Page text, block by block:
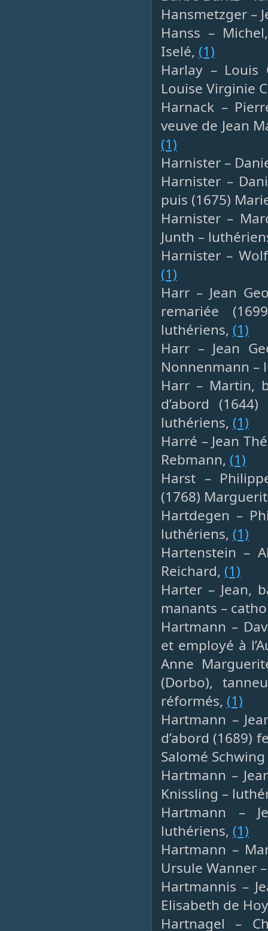
Hansmetzger –
Hanss –
Iselé, (1)
Harlay – Louis
Louise Virginie
Harnack –
veuve de Jean
(1)
Harnister –
Harnister –
puis (1675)
Harnister –
Junth –
Harnister –
(1)
Harr – Jean
remariée
luthériens, (1)
Harr – Jean
Nonnenmann –
Harr – Martin,
d’abord
luthériens, (1)
Harré – Jean
Rebmann, (1)
Harst –
(1768)
Hartdegen –
luthériens, (1)
Hartenstein –
Reichard, (1)
Harter – Jean,
manants –
Hartmann –
et employé à
Anne
(Dorbo),
réformés, (1)
Hartmann –
d’abord (1689)
Salomé
Hartmann –
Knissling –
Hartmann –
luthériens, (1)
Hartmann –
Ursule Wanner
Hartmannis –
Elisabeth de
Hartnagel –